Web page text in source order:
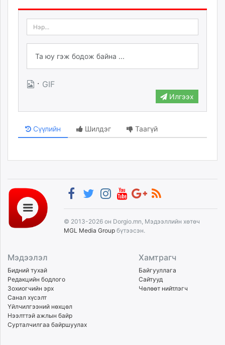
· GIF
Илгээх
Сүүлийн Шилдэг Таагүй
© 2013-2026 он Dorgio.mn, Мэдээллийн хөтөч
MGL Media Group бүтээсэн.
Мэдээлэл
Бидний тухай
Редакцийн бодлого
Зохиогчийн эрх
Санал хүсэлт
Үйлчилгээний нөхцөл
Нээлттэй ажлын байр
Сурталчилгаа байршуулах
Хамтрагч
Байгууллага
Сайтууд
Чөлөөт нийтлэгч